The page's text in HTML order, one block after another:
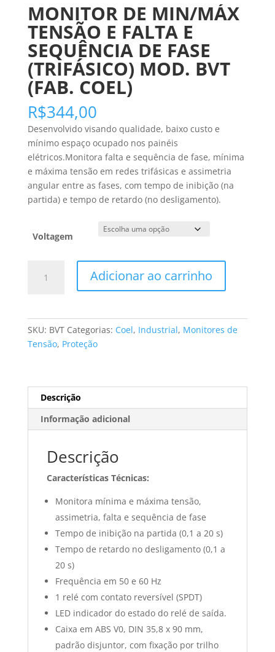
MONITOR DE MIN/MÁX
TENSÃO E FALTA E
SEQUÊNCIA DE FASE
(TRIFÁSICO) MOD. BVT
(FAB. COEL)
R$344,00
Desenvolvido visando qualidade, baixo custo e
mínimo espaço ocupado nos painéis
elétricos.Monitora falta e sequência de fase, mínima
e máxima tensão em redes trifásicas e assimetria
angular entre as fases, com tempo de inibição (na
partida) e tempo de retardo (no desligamento).
Voltagem
FALTA
FASE
(TRIFÁSICO)
MOD.
COEL)
quantidade
Adicionar ao carrinho
SKU: BVT Categorias: Coel, Industrial, Monitores de
Tensão, Proteção
Descrição
Informação adicional
Descrição
Características Técnicas:
Monitora mínima e máxima tensão,
assimetria, falta e sequência de fase
Tempo de inibição na partida (0,1 a 20 s)
Tempo de retardo no desligamento (0,1 a
20 s)
Frequência em 50 e 60 Hz
1 relé com contato reversível (SPDT)
LED indicador do estado do relé de saída.
Caixa em ABS V0, DIN 35,8 x 90 mm,
padrão disjuntor, com fixação por trilho